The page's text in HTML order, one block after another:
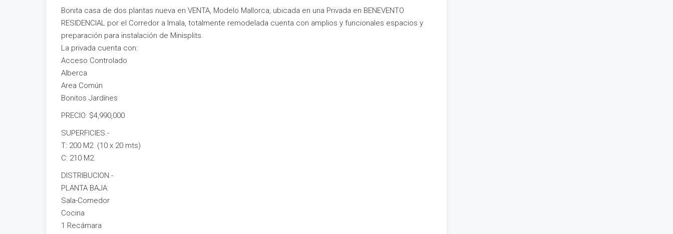
Bonita casa de dos plantas nueva en VENTA, Modelo Mallorca, ubicada en una Privada en BENEVENTO
RESIDENCIAL por el Corredor a Imala, totalmente remodelada cuenta con amplios y funcionales espacios y
preparación para instalación de Minisplits.
La privada cuenta con:
Acceso Controlado
Alberca
Area Común
Bonitos Jardínes
PRECIO: $4,990,000
SUPERFICIES.-
T: 200 M2. (10 x 20 mts)
C: 210 M2.
DISTRIBUCION.-
PLANTA BAJA:
Sala-Comedor
Cocina
1 Recámara